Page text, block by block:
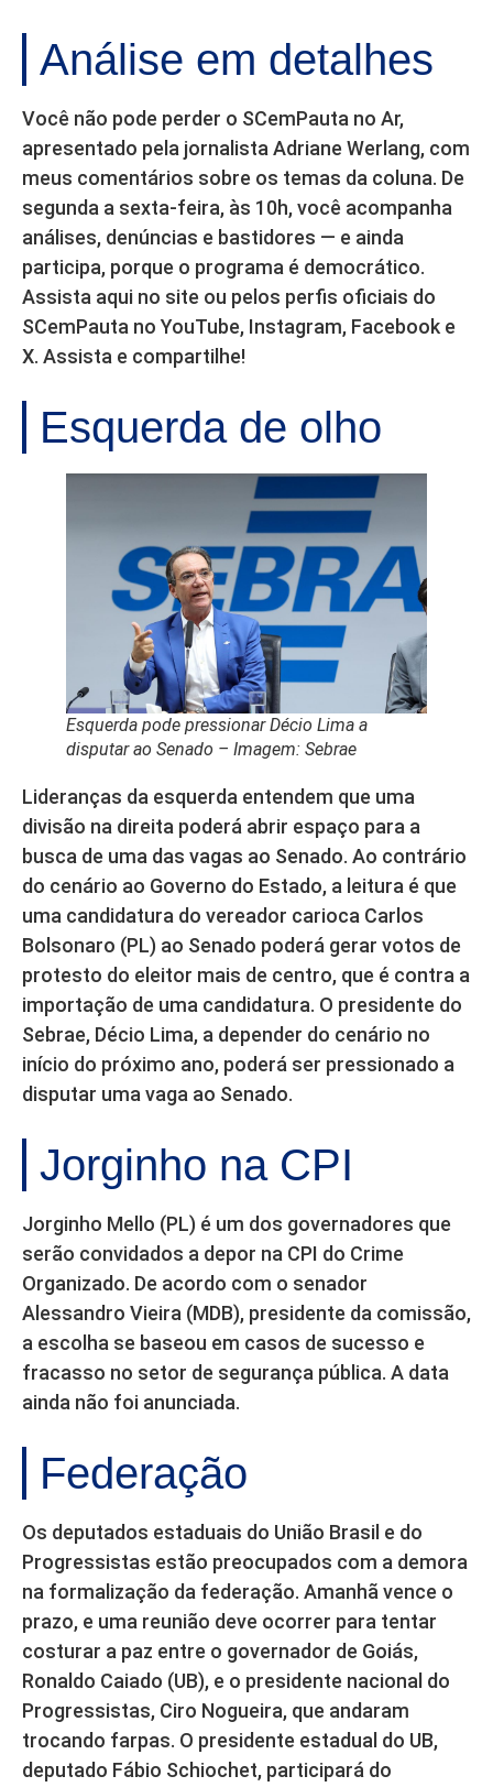
Análise em detalhes
Você não pode perder o SCemPauta no Ar,
apresentado pela jornalista Adriane Werlang, com
meus comentários sobre os temas da coluna. De
segunda a sexta-feira, às 10h, você acompanha
análises, denúncias e bastidores — e ainda
participa, porque o programa é democrático.
Assista aqui no site ou pelos perfis oficiais do
SCemPauta no YouTube, Instagram, Facebook e
X. Assista e compartilhe!
Esquerda de olho
Esquerda pode pressionar Décio Lima a
disputar ao Senado – Imagem: Sebrae
Lideranças da esquerda entendem que uma
divisão na direita poderá abrir espaço para a
busca de uma das vagas ao Senado. Ao contrário
do cenário ao Governo do Estado, a leitura é que
uma candidatura do vereador carioca Carlos
Bolsonaro (PL) ao Senado poderá gerar votos de
protesto do eleitor mais de centro, que é contra a
importação de uma candidatura. O presidente do
Sebrae, Décio Lima, a depender do cenário no
início do próximo ano, poderá ser pressionado a
disputar uma vaga ao Senado.
Jorginho na CPI
Jorginho Mello (PL) é um dos governadores que
serão convidados a depor na CPI do Crime
Organizado. De acordo com o senador
Alessandro Vieira (MDB), presidente da comissão,
a escolha se baseou em casos de sucesso e
fracasso no setor de segurança pública. A data
ainda não foi anunciada.
Federação
Os deputados estaduais do União Brasil e do
Progressistas estão preocupados com a demora
na formalização da federação. Amanhã vence o
prazo, e uma reunião deve ocorrer para tentar
costurar a paz entre o governador de Goiás,
Ronaldo Caiado (UB), e o presidente nacional do
Progressistas, Ciro Nogueira, que andaram
trocando farpas. O presidente estadual do UB,
deputado Fábio Schiochet, participará do